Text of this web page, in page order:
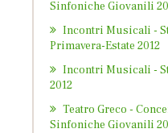
Sinfoniche Giovanili
Incontri Musicali -
Primavera-Estate 2012
Incontri Musicali -
2012
Teatro Greco -
Sinfoniche Giovanili